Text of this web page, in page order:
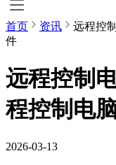
首页 资讯
远程控
件
远程控制
程控制电
2026-03-13